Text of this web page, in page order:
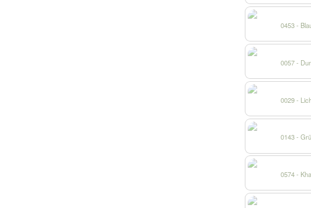
0453 -
0057 -
0029 -
0143 -
0574 -